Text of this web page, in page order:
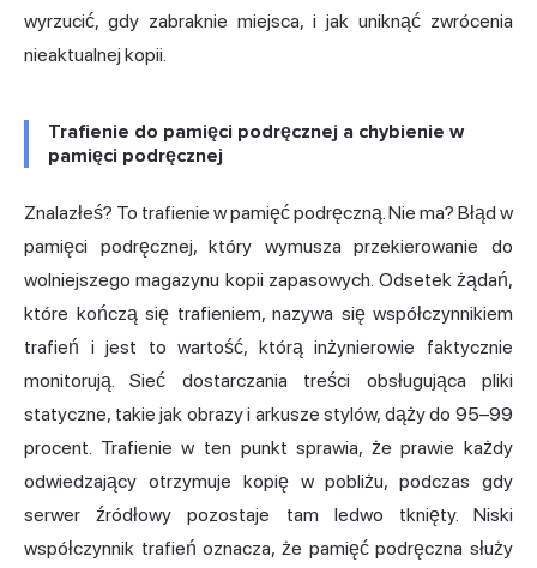
wyrzucić, gdy zabraknie miejsca, i jak uniknąć zwrócenia
nieaktualnej kopii.
Trafienie do pamięci podręcznej a chybienie w
pamięci podręcznej
Znalazłeś? To trafienie w pamięć podręczną. Nie ma? Błąd w
pamięci podręcznej, który wymusza przekierowanie do
wolniejszego magazynu kopii zapasowych. Odsetek żądań,
które kończą się trafieniem, nazywa się współczynnikiem
trafień i jest to wartość, którą inżynierowie faktycznie
monitorują. Sieć dostarczania treści obsługująca pliki
statyczne, takie jak obrazy i arkusze stylów, dąży do 95–99
procent. Trafienie w ten punkt sprawia, że prawie każdy
odwiedzający otrzymuje kopię w pobliżu, podczas gdy
serwer źródłowy pozostaje tam ledwo tknięty. Niski
współczynnik trafień oznacza, że pamięć podręczna służy